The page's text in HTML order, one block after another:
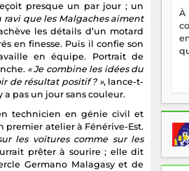
presque un par jour ; un
ravi que les Malgaches aiment
les détails d’un motard
en finesse. Puis il confie son
en équipe. Portrait de
« Je combine les idées du
de résultat positif ? », lance-t-
a pas un jour sans couleur.
technicien en génie civil et
premier atelier à Fénérive-Est.
les voitures comme sur les
prêter à sourire ; elle dit
Germano Malagasy et de